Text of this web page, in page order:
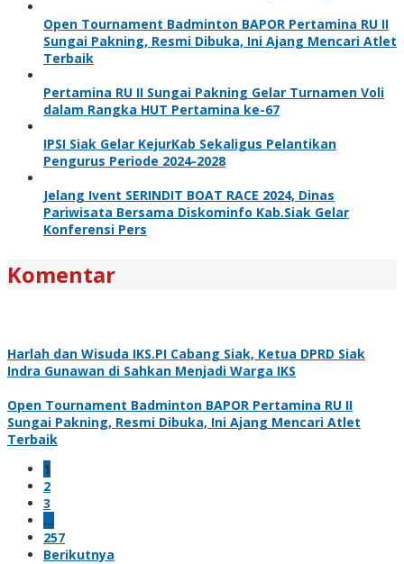
Open Tournament Badminton BAPOR Pertamina RU II
Sungai Pakning, Resmi Dibuka, Ini Ajang Mencari Atlet
Terbaik
Pertamina RU II Sungai Pakning Gelar Turnamen Voli
dalam Rangka HUT Pertamina ke-67
IPSI Siak Gelar KejurKab Sekaligus Pelantikan
Pengurus Periode 2024-2028
Jelang Ivent SERINDIT BOAT RACE 2024, Dinas
Pariwisata Bersama Diskominfo Kab.Siak Gelar
Konferensi Pers
Komentar
Harlah dan Wisuda IKS.PI Cabang Siak, Ketua DPRD Siak
Indra Gunawan di Sahkan Menjadi Warga IKS
Open Tournament Badminton BAPOR Pertamina RU II
Sungai Pakning, Resmi Dibuka, Ini Ajang Mencari Atlet
Terbaik
1
2
3
…
257
Berikutnya